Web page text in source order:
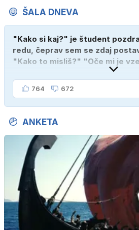
ŠALA DNEVA
"Kako si kaj?" je študent
redu, čeprav sem se zdaj
"Kako to misliš?" "Oče mi je
764 672
ANKETA